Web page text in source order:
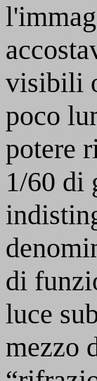
visibili
poco
potere
1/60 di
di
luce
mezzo